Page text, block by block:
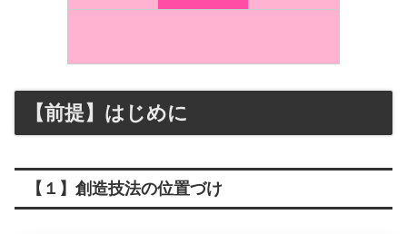
【前提】はじめに
【１】創造技法の位置づけ